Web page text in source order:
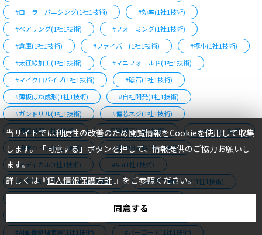
#ローラーバニシング(1社1技術)
#効率(1社1技術)
#ベアリング(1社1技術)
#フォーミング(1社1技術)
#倉庫(1社1技術)
#ファイバー(1社1技術)
#極小(1社1技術)
#太径線加工(1社1技術)
#マニフォールド(1社1技術)
#マイクロパイプ(1社1技術)
#砥石(1社1技術)
#薄板ばね成形(1社1技術)
#自社開発(1社1技術)
#ガンドリル(1社1技術)
#偏芯ネジ(1社1技術)
#通信機器(1社1技術)
#品質保証(1社1技術)
#HEV(1社1技術)
#粉末ハイス(1社1技術)
#超微細ばね(1社1技術)
#メディカル(1社1技術)
#Au(1社1技術)
#SUS316Lダブルメルト(1社1技術)
#直交二軸ヒンジ(1社1技術)
#HP製作管理(1社1技術)
#AI画像処理装置(1社1技術)
#バーコード(1社1技術)
当サイトでは利便性の改善のため閲覧情報をCookieを使用して収集
します。「同意する」ボタンを押して、情報提供のご協力お願いし
ます。
詳しくは『個人情報保護方針』をご参照ください。
同意する